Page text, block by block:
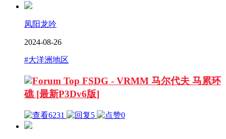
凤阳龙吟
2024-08-26
#大洋洲地区
FSDG - VRMM 马尔代夫 马累环
礁 [最新P3Dv6版]
6231 5 0